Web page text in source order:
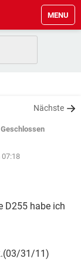
MENU
Nächste
Geschlossen
07:18
D255 habe ich
31/11)